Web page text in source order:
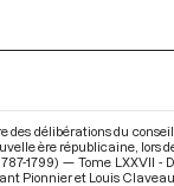
des délibérations du
ère républicaine, lors
1799) — Tome LXXVII
Pionnier et Louis Claveau